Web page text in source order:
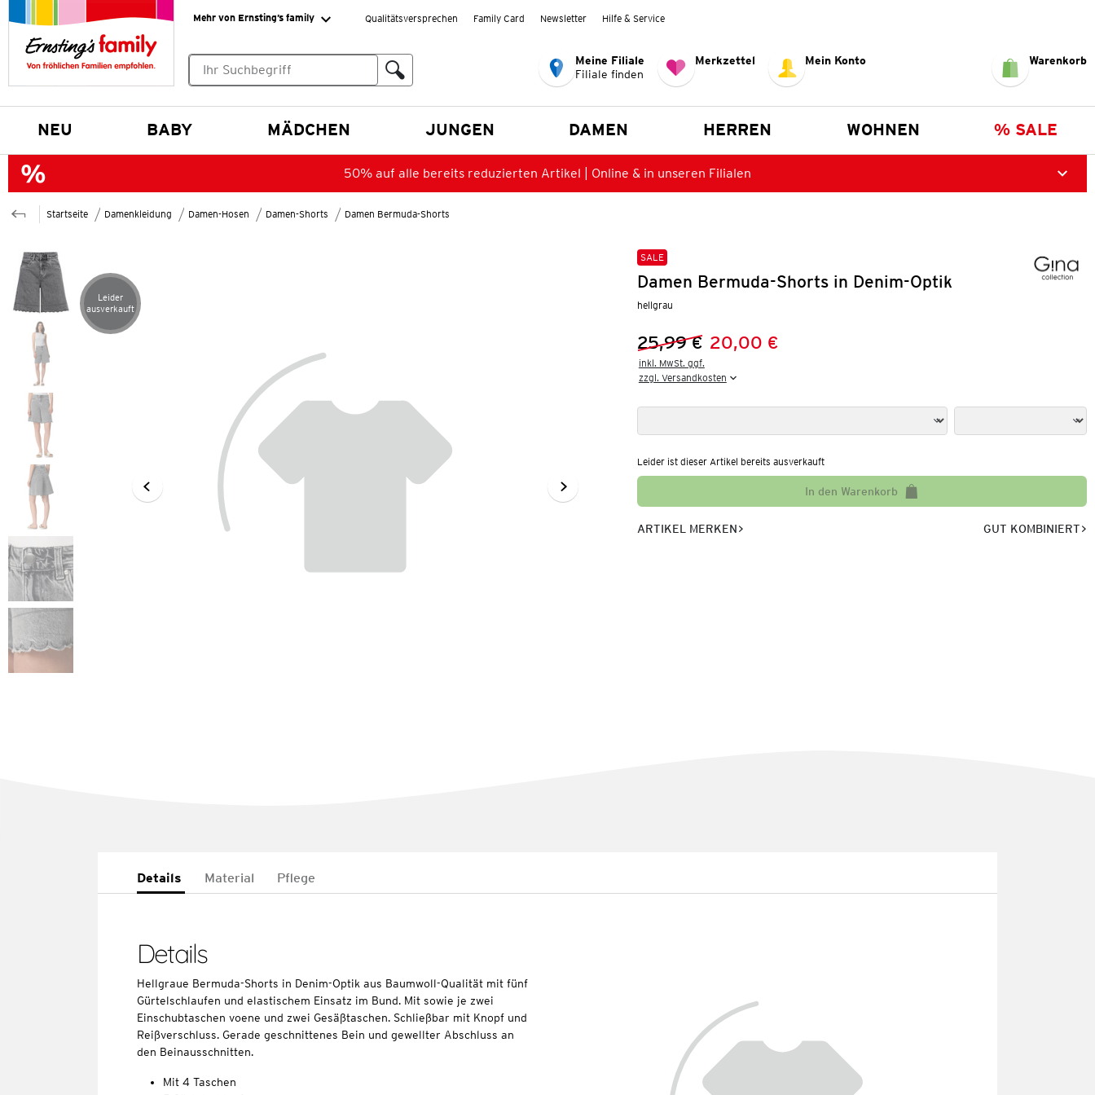
Mehr von Ernsting’s family Qualitätsversprechen Family Card Newsletter Hilfe & Service
Meine Filiale
Filiale finden
Merkzettel Mein Konto Warenkorb
NEU BABY MÄDCHEN JUNGEN DAMEN HERREN WOHNEN % SALE
50% auf alle bereits reduzierten Artikel | Online & in unseren Filialen
Startseite Damenkleidung Damen-Hosen Damen-Shorts Damen Bermuda-Shorts
Artikel leider ausverkauft
Leider
ausverkauft
SALE
Damen Bermuda-Shorts in Denim-Optik
hellgrau
Vorheriger Preis:
25,99 €
Neuer Preis:20,00 €
inkl. MwSt. ggf.
zzgl. Versandkosten
Leider ist dieser Artikel bereits ausverkauft
In den Warenkorb
ARTIKEL MERKEN GUT KOMBINIERT
Details Material Pflege
Details
Hellgraue Bermuda-Shorts in Denim-Optik aus Baumwoll-Qualität mit fünf
Gürtelschlaufen und elastischem Einsatz im Bund. Mit sowie je zwei
Einschubtaschen voene und zwei Gesäßtaschen. Schließbar mit Knopf und
Reißverschluss. Gerade geschnittenes Bein und gewellter Abschluss an
den Beinausschnitten.
Mit 4 Taschen